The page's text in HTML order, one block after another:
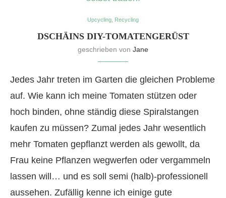
Upcycling, Recycling
DSCHÄINS DIY-TOMATENGERÜST
geschrieben von Jane
Jedes Jahr treten im Garten die gleichen Probleme
auf. Wie kann ich meine Tomaten stützen oder
hoch binden, ohne ständig diese Spiralstangen
kaufen zu müssen? Zumal jedes Jahr wesentlich
mehr Tomaten gepflanzt werden als gewollt, da
Frau keine Pflanzen wegwerfen oder vergammeln
lassen will… und es soll semi (halb)-professionell
aussehen. Zufällig kenne ich einige gute